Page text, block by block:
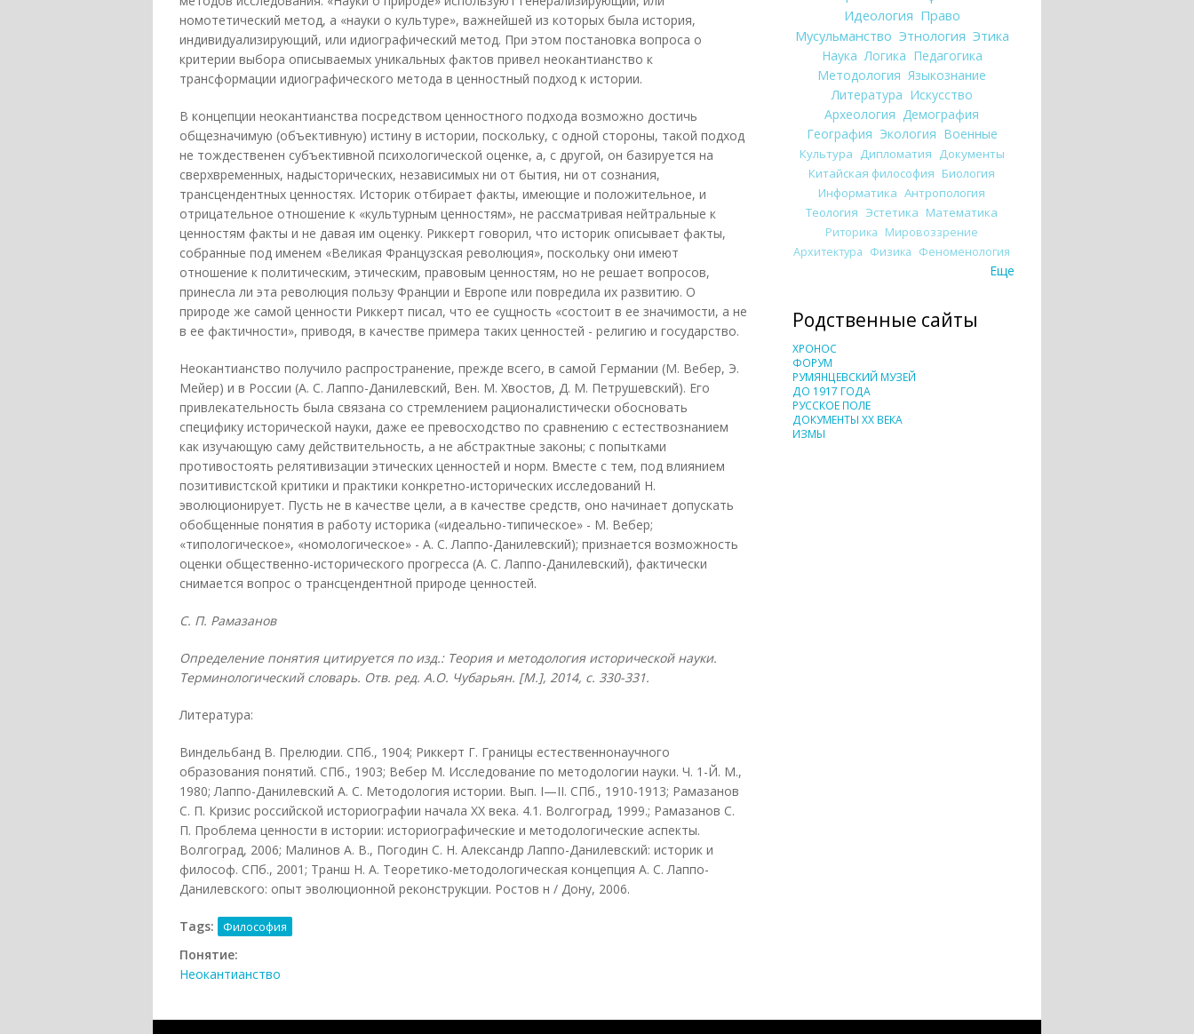
номотетический метод, а «науки о культуре», важнейшей из которых была история,
индивидуализирующий, или идиографический метод. При этом постановка вопроса о
критерии выбора описываемых уникальных фактов привел неокантианство к
трансформации идиографического метода в ценностный подход к истории.
В концепции неокантианства посредством ценностного подхода возможно достичь
общезначимую (объективную) истину в истории, поскольку, с одной стороны, такой подход
не тождественен субъективной психологической оценке, а, с другой, он базируется на
сверхвременных, надысторических, независимых ни от бытия, ни от сознания,
трансцендентных ценностях. Историк отбирает факты, имеющие и положительное, и
отрицательное отношение к «культурным ценностям», не рассматривая нейтральные к
ценностям факты и не давая им оценку. Риккерт говорил, что историк описывает факты,
собранные под именем «Великая Французская революция», поскольку они имеют
отношение к политическим, этическим, правовым ценностям, но не решает вопросов,
принесла ли эта революция пользу Франции и Европе или повредила их развитию. О
природе же самой ценности Риккерт писал, что ее сущность «состоит в ее значимости, а не
в ее фактичности», приводя, в качестве примера таких ценностей - религию и государство.
Неокантианство получило распространение, прежде всего, в самой Германии (М. Вебер, Э.
Мейер) и в России (А. С. Лаппо-Данилевский, Вен. М. Хвостов, Д. М. Петрушевский). Его
привлекательность была связана со стремлением рационалистически обосновать
специфику исторической науки, даже ее превосходство по сравнению с естествознанием
как изучающую саму действительность, а не абстрактные законы; с попытками
противостоять релятивизации этических ценностей и норм. Вместе с тем, под влиянием
позитивистской критики и практики конкретно-исторических исследований Н.
эволюционирует. Пусть не в качестве цели, а в качестве средств, оно начинает допускать
обобщенные понятия в работу историка («идеально-типическое» - М. Вебер;
«типологическое», «номологическое» - А. С. Лаппо-Данилевский); признается возможность
оценки общественно-исторического прогресса (А. С. Лаппо-Данилевский), фактически
снимается вопрос о трансцендентной природе ценностей.
С. П. Рамазанов
Определение понятия цитируется по изд.: Теория и методология исторической науки.
Терминологический словарь. Отв. ред. А.О. Чубарьян. [М.], 2014, с. 330-331.
Литература:
Виндельбанд В. Прелюдии. СПб., 1904; Риккерт Г. Границы естественнонаучного
образования понятий. СПб., 1903; Вебер М. Исследование по методологии науки. Ч. 1-Й. М.,
1980; Лаппо-Данилевский А. С. Методология истории. Вып. I—II. СПб., 1910-1913; Рамазанов
С. П. Кризис российской историографии начала XX века. 4.1. Волгоград, 1999.; Рамазанов С.
П. Проблема ценности в истории: историографические и методологические аспекты.
Волгоград, 2006; Малинов А. В., Погодин С. Н. Александр Лаппо-Данилевский: историк и
философ. СПб., 2001; Транш Н. А. Теоретико-методологическая концепция А. С. Лаппо-
Данилевского: опыт эволюционной реконструкции. Ростов н / Дону, 2006.
Tags: Философия
Понятие:
Неокантианство
Идеология Право
Мусульманство Этнология Этика
Наука Логика Педагогика
Методология Языкознание
Литература Искусство
Археология Демография
География Экология Военные
Культура Дипломатия Документы
Китайская философия Биология
Информатика Антропология
Теология Эстетика Математика
Риторика Мировоззрение
Архитектура Физика Феноменология
Еще
Родственные сайты
ХРОНОС
ФОРУМ
РУМЯНЦЕВСКИЙ МУЗЕЙ
ДО 1917 ГОДА
РУССКОЕ ПОЛЕ
ДОКУМЕНТЫ XX ВЕКА
ИЗМЫ